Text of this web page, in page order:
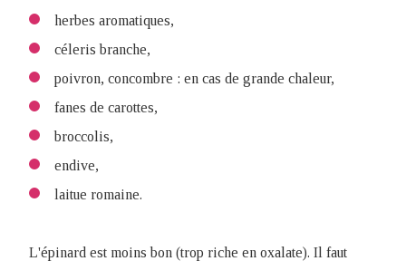
herbes aromatiques,
céleris branche,
poivron, concombre : en cas de grande chaleur,
fanes de carottes,
broccolis,
endive,
laitue romaine.
L'épinard est moins bon (trop riche en oxalate). Il faut